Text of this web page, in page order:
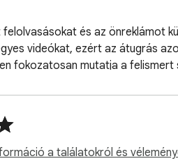
és az önreklámot
videókat, ezért az átugrás
fokozatosan mutatja a felismert
átugorja a
be- vagy kikapcsolhatod
a találatokról és